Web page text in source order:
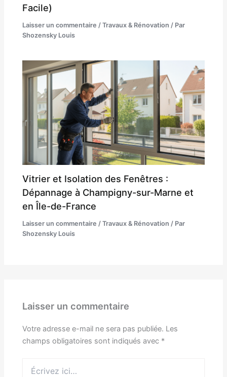
Facile)
Laisser un commentaire /Travaux & Rénovation / Par
Shozensky Louis
Vitrier et Isolation des Fenêtres :
Dépannage à Champigny-sur-Marne et
en Île-de-France
Laisser un commentaire /Travaux & Rénovation / Par
Shozensky Louis
Laisser un commentaire
Votre adresse e-mail ne sera pas publiée. Les
champs obligatoires sont indiqués avec *
ici…